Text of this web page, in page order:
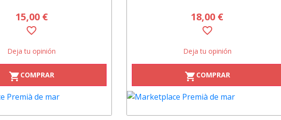
15,00 €
favorite_border
Deja tu opinión
shopping_cart COMPRAR
18,00 €
favorite_border
Deja tu opinión
shopping_cart COMPRAR